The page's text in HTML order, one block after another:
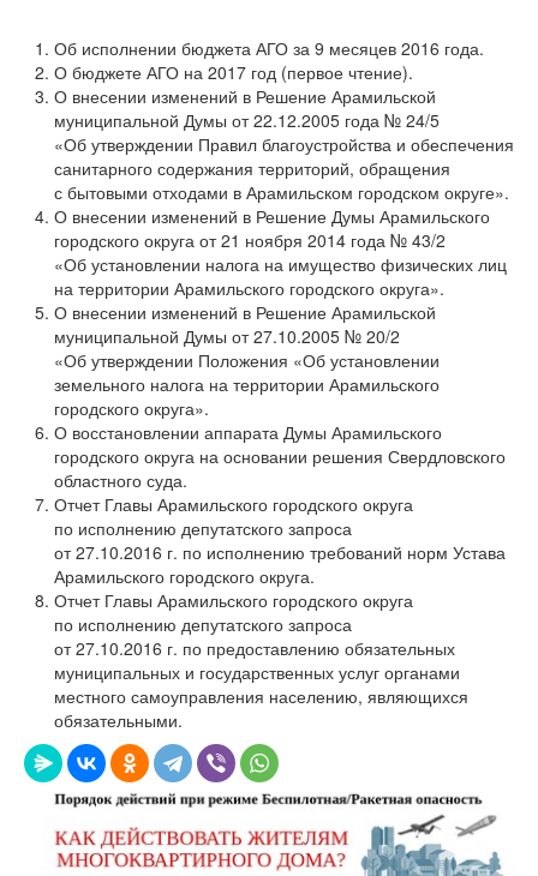
Об исполнении бюджета АГО за 9 месяцев 2016 года.
О бюджете АГО на 2017 год (первое чтение).
О внесении изменений в Решение Арамильской
муниципальной Думы от 22.12.2005 года № 24/5
«Об утверждении Правил благоустройства и обеспечения
санитарного содержания территорий, обращения
с бытовыми отходами в Арамильском городском округе».
О внесении изменений в Решение Думы Арамильского
городского округа от 21 ноября 2014 года № 43/2
«Об установлении налога на имущество физических лиц
на территории Арамильского городского округа».
О внесении изменений в Решение Арамильской
муниципальной Думы от 27.10.2005 № 20/2
«Об утверждении Положения «Об установлении
земельного налога на территории Арамильского
городского округа».
О восстановлении аппарата Думы Арамильского
городского округа на основании решения Свердловского
областного суда.
Отчет Главы Арамильского городского округа
по исполнению депутатского запроса
от 27.10.2016 г. по исполнению требований норм Устава
Арамильского городского округа.
Отчет Главы Арамильского городского округа
по исполнению депутатского запроса
от 27.10.2016 г. по предоставлению обязательных
муниципальных и государственных услуг органами
местного самоуправления населению, являющихся
обязательными.